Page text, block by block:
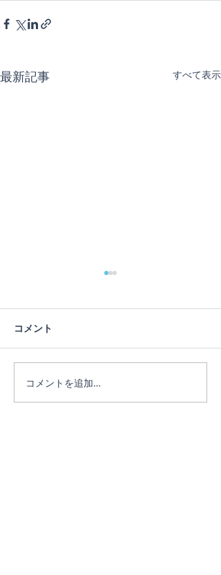
最新記事 すべて表示
リピーターのEちゃん♪3日
間たっぷり遊びました。
コメント
コメントを追加…